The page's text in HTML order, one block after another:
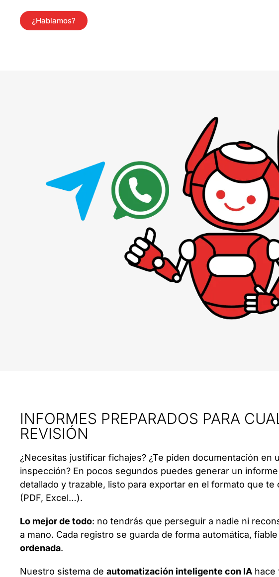
¿Hablamos?
INFORMES PREPARADOS PARA
REVISIÓN
¿Necesitas justificar fichajes? ¿Te piden documentación en
inspección? En pocos segundos puedes generar un
detallado y trazable, listo para exportar en el formato que te
(PDF, Excel…).
Lo mejor de todo: no tendrás que perseguir a nadie ni
a mano. Cada registro se guarda de forma automática, fiable
ordenada.
Nuestro sistema de automatización inteligente con IA hace